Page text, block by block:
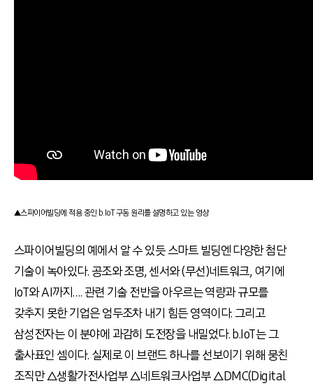
▲스파이어빌딩에 적용 중인 b.IoT 구동 원리를 설명하고 있는 영상
스파이어빌딩의 예에서 알 수 있듯 스마트 빌딩엔 다양한 첨단
기술이 녹아있다. 공조와 조명, 센서와 (무선)네트워크, 여기에
IoT와 AI까지…. 관련 기술 전반을 아우르는 역량과 규모를
갖추지 못한 기업은 엄두조차 내기 힘든 영역이다. 그리고
삼성전자는 이 분야에 과감히 도전장을 내밀었다. b.IoT는 그
출사표인 셈이다. 실제로 이 브랜드 하나를 선보이기 위해 뭉친
조직만 △생활가전사업부 △네트워크사업부 △DMC(Digital